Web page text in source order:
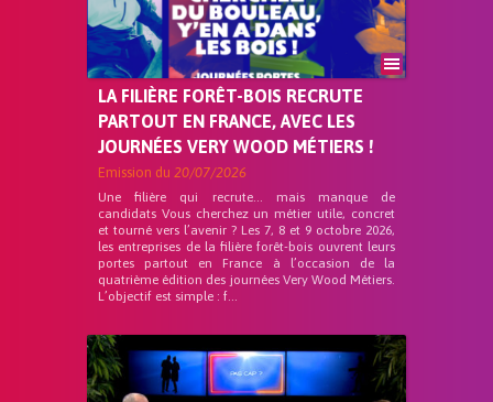
LA FILIÈRE FORÊT-BOIS RECRUTE
PARTOUT EN FRANCE, AVEC LES
JOURNÉES VERY WOOD MÉTIERS !
Emission du 20/07/2026
Une filière qui recrute… mais manque de
candidats Vous cherchez un métier utile, concret
et tourné vers l’avenir ? Les 7, 8 et 9 octobre 2026,
les entreprises de la filière forêt-bois ouvrent leurs
portes partout en France à l’occasion de la
quatrième édition des journées Very Wood Métiers.
L’objectif est simple : f...